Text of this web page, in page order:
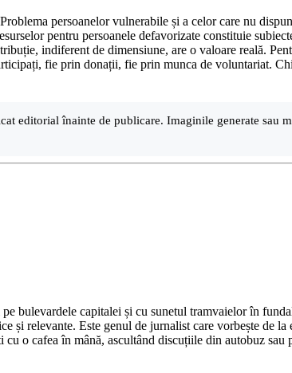
persoanelor vulnerabile și a celor care nu dispun
pentru persoanele defavorizate constituie
indiferent de dimensiune, are o valoare reală.
fie prin donații, fie prin munca de voluntariat.
editorial înainte de publicare. Imaginile generate sau
bulevardele capitalei și cu sunetul tramvaielor în
și relevante. Este genul de jurnalist care vorbește de
o cafea în mână, ascultând discuțiile din autobuz